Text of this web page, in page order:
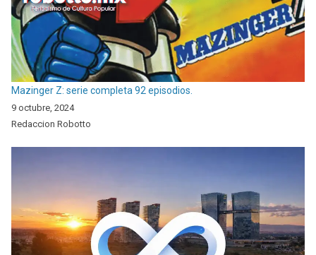
Mazinger Z: serie completa 92 episodios.
9 octubre, 2024
Redaccion Robotto